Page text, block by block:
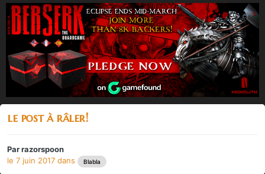
le post à râler!
Parrazorspoon
le 7 juin 2017 dans Blabla